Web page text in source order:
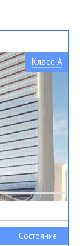
Класс A
Состояние